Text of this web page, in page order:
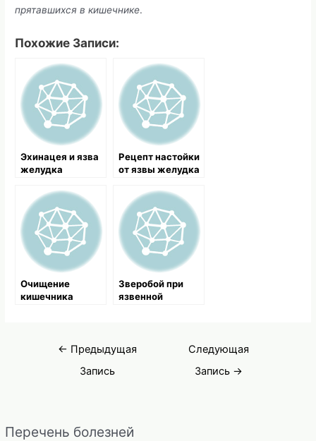
Перечень болезней
прятавшихся в кишечнике.
Похожие Записи:
Эхинацея и язва
желудка
Рецепт настойки
от язвы желудка
Очищение
кишечника
Зверобой при
язвенной
тной кишки
Навигация
← Предыдущая
Запись
Следующая
Запись →